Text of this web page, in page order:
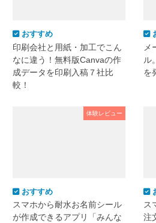
おすすめ
印刷会社と用紙・加工でこん
なに違う！無料版Canvaの作
成データを印刷入稿７社比
較！
メ
ル
を
体験レビュー
おすすめ
スマホから耐水お名前シール
が作成できるアプリ「みんな
ス
注